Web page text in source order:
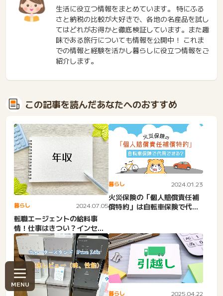
生活に役立つ情報をまとめています。 特にふる
さと納税の比較が大好きで、各地の名産品を試し
てはどれがお得かと徹底検証しています。また趣
味である旅行についても情報を公開中！ これま
での情報と経験を活かし暮らしに役立つ情報をご
紹介します。
この記事を読んだあなたへのおすすめ
暮らし 2024.07.05
転職エージェントの給料事
情！仕事はきつい？インセン
ティブの仕組みは？報酬相場
も
暮らし 2024.01.23
火災保険の「個人賠償責任補
償特約」は自転車保険で代用
暮らし 2025.04.22